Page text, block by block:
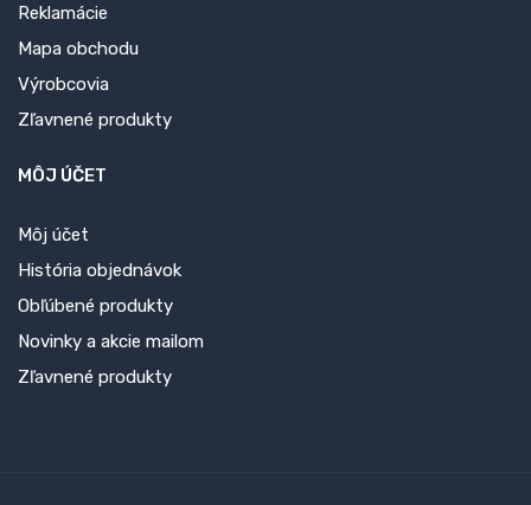
Reklamácie
Mapa obchodu
Výrobcovia
Zľavnené produkty
MÔJ ÚČET
Môj účet
História objednávok
Obľúbené produkty
Novinky a akcie mailom
Zľavnené produkty